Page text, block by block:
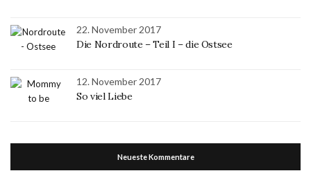
22. November 2017
Die Nordroute – Teil I – die Ostsee
12. November 2017
So viel Liebe
Neueste Kommentare